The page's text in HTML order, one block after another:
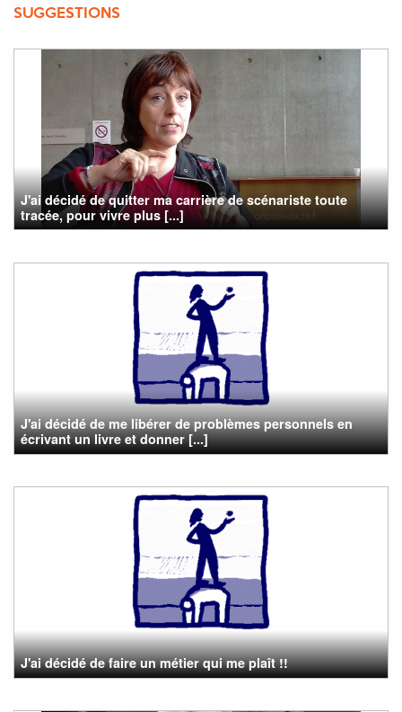
SUGGESTIONS
J'ai décidé de quitter ma carrière de scénariste toute
tracée, pour vivre plus [...]
J'ai décidé de me libérer de problèmes personnels en
écrivant un livre et donner [...]
J'ai décidé de faire un métier qui me plaît !!